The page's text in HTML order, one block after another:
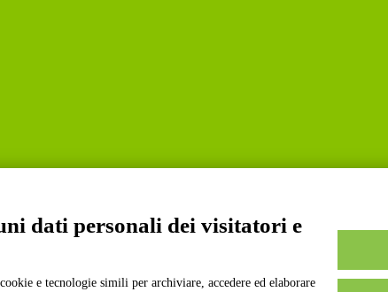
| Divisione Publishing & New Social Media
dati personali dei visitatori e
e tecnologie simili per archiviare, accedere ed elaborare